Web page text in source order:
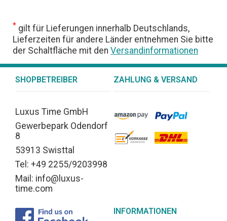
* gilt für Lieferungen innerhalb Deutschlands,
Lieferzeiten für andere Länder entnehmen Sie bitte
der Schaltfläche mit den Versandinformationen
SHOPBETREIBER
Luxus Time GmbH
Gewerbepark Odendorf
8
53913 Swisttal
Tel: +49 2255/9203998
Mail: info@luxus-
time.com
ZAHLUNG & VERSAND
INFORMATIONEN